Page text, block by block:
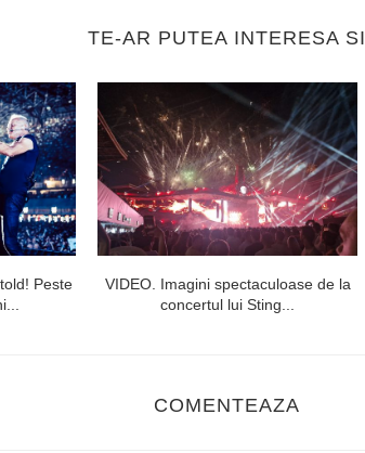
TE-AR PUTEA INTERESA SI
Peste
VIDEO. Imagini spectaculoase de la
concertul lui Sting...
COMENTEAZA